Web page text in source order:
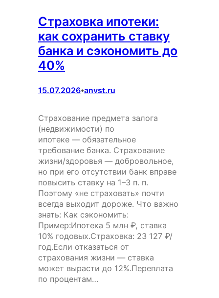
Страховка ипотеки:
как сохранить ставку
банка и сэкономить до
40%
15.07.2026•anvst.ru
Страхование предмета залога
(недвижимости) по
ипотеке — обязательное
требование банка. Страхование
жизни/здоровья — добровольное,
но при его отсутствии банк вправе
повысить ставку на 1–3 п. п.
Поэтому «не страховать» почти
всегда выходит дороже. Что важно
знать: Как сэкономить:
Пример:Ипотека 5 млн ₽, ставка
10% годовых.Страховка: 23 127 ₽/
год.Если отказаться от
страхования жизни — ставка
может вырасти до 12%.Переплата
по процентам…